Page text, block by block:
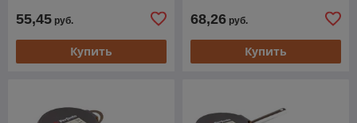
55,45 руб.
Купить
68,26 руб.
Купить